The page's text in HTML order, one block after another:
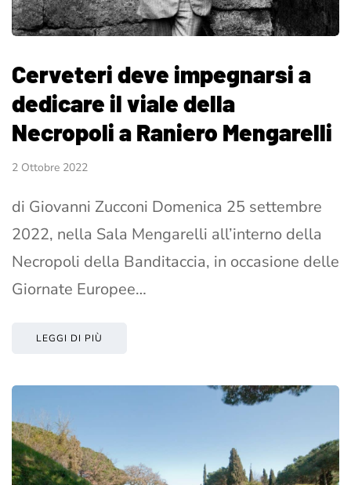
Cerveteri deve impegnarsi a
dedicare il viale della
Necropoli a Raniero Mengarelli
2 Ottobre 2022
di Giovanni Zucconi Domenica 25 settembre
2022, nella Sala Mengarelli all’interno della
Necropoli della Banditaccia, in occasione delle
Giornate Europee…
LEGGI DI PIÙ